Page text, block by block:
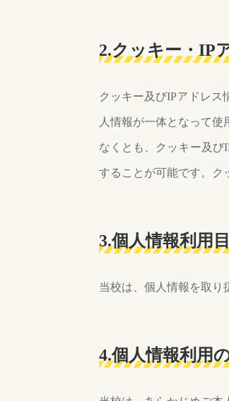
2.クッキー・IP
クッキー及びIPアドレス
人情報が一体となって
なくとも、クッキー及
することが可能です。ク
3.個人情報利用
当校は、個人情報を取り
4.個人情報利用